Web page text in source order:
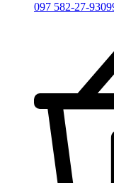
097 582-27-93